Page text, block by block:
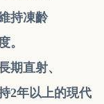
持凍齡
。
期直射、
2年以上的現代